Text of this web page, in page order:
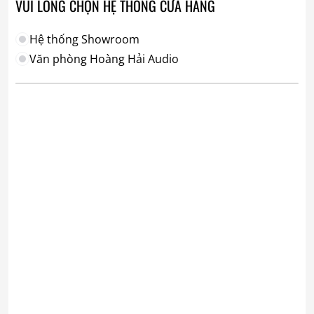
VUI LÒNG CHỌN HỆ THỐNG CỬA HÀNG
Hệ thống Showroom
Văn phòng Hoàng Hải Audio